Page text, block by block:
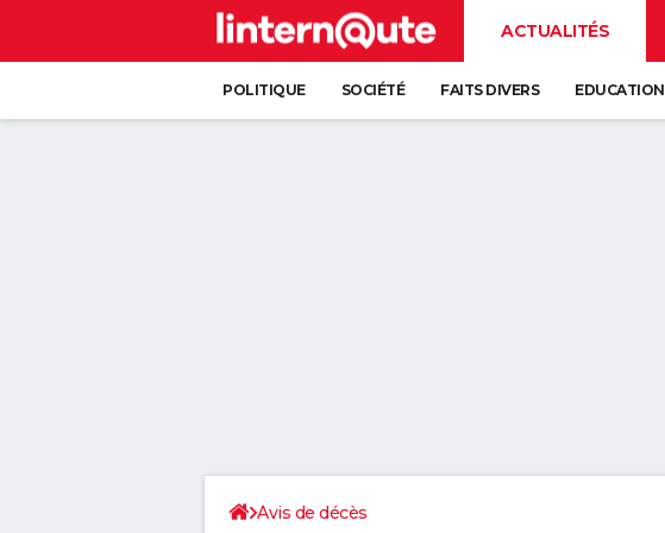
ACTUALITÉS
POLITIQUE SOCIÉTÉ FAITS DIVERS EDUCATION
Avis de décès